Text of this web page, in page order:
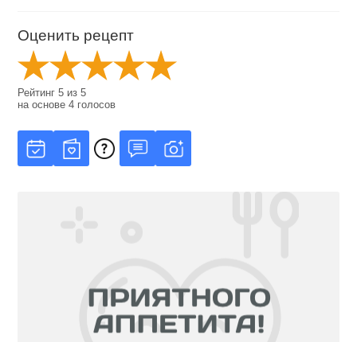
Оценить рецепт
Рейтинг5 из5
на основе4 голосов